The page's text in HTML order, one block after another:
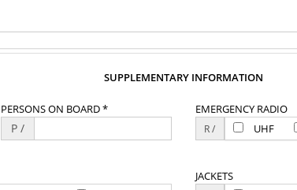
SUPPLEMENTARY INFORMATION
PERSONS ON BOARD *
P /
EMERGENCY RADIO
UHF
JACKETS